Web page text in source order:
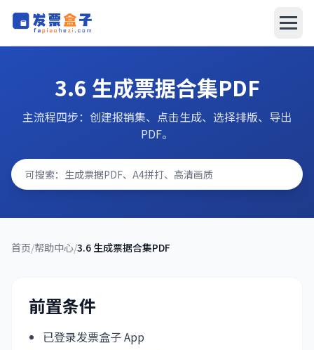
搜索问题
3.6 生成票据合集PDF
主流程四步：创建报销集、点击生成、选择排版、导出
PDF。
首页/帮助中心/3.6 生成票据合集PDF
前置条件
已登录发票盒子 App